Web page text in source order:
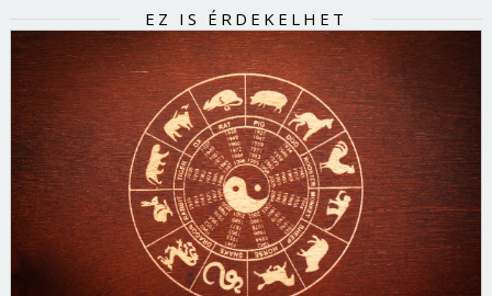
EZ IS ÉRDEKELHET